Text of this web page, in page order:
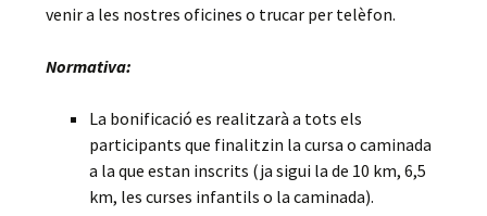
venir a les nostres oficines o trucar per telèfon.
Normativa:
La bonificació es realitzarà a tots els
participants que finalitzin la cursa o caminada
a la que estan inscrits (ja sigui la de 10 km, 6,5
km, les curses infantils o la caminada).